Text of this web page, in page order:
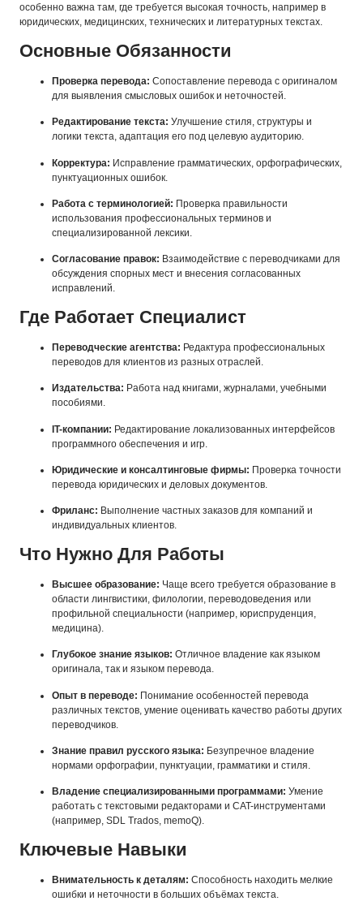
особенно важна там, где требуется высокая точность, например в
юридических, медицинских, технических и литературных текстах.
Основные Обязанности
Проверка перевода: Сопоставление перевода с оригиналом
для выявления смысловых ошибок и неточностей.
Редактирование текста: Улучшение стиля, структуры и
логики текста, адаптация его под целевую аудиторию.
Корректура: Исправление грамматических, орфографических,
пунктуационных ошибок.
Работа с терминологией: Проверка правильности
использования профессиональных терминов и
специализированной лексики.
Согласование правок: Взаимодействие с переводчиками для
обсуждения спорных мест и внесения согласованных
исправлений.
Где Работает Специалист
Переводческие агентства: Редактура профессиональных
переводов для клиентов из разных отраслей.
Издательства: Работа над книгами, журналами, учебными
пособиями.
IT-компании: Редактирование локализованных интерфейсов
программного обеспечения и игр.
Юридические и консалтинговые фирмы: Проверка точности
перевода юридических и деловых документов.
Фриланс: Выполнение частных заказов для компаний и
индивидуальных клиентов.
Что Нужно Для Работы
Высшее образование: Чаще всего требуется образование в
области лингвистики, филологии, переводоведения или
профильной специальности (например, юриспруденция,
медицина).
Глубокое знание языков: Отличное владение как языком
оригинала, так и языком перевода.
Опыт в переводе: Понимание особенностей перевода
различных текстов, умение оценивать качество работы других
переводчиков.
Знание правил русского языка: Безупречное владение
нормами орфографии, пунктуации, грамматики и стиля.
Владение специализированными программами: Умение
работать с текстовыми редакторами и CAT-инструментами
(например, SDL Trados, memoQ).
Ключевые Навыки
Внимательность к деталям: Способность находить мелкие
ошибки и неточности в больших объёмах текста.